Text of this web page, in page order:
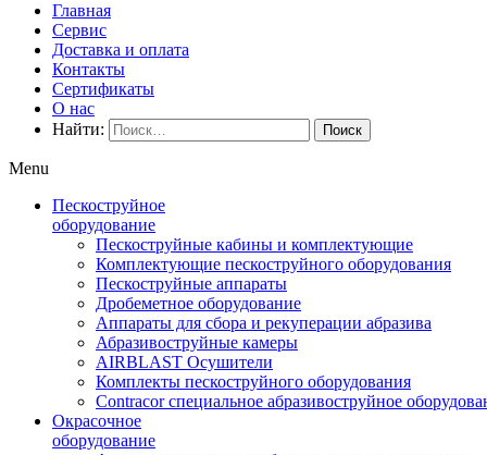
Главная
Сервис
Доставка и оплата
Контакты
Сертификаты
О нас
Найти:
Menu
Пескоструйное
оборудование
Пескоструйные кабины и комплектующие
Комплектующие пескоструйного оборудования
Пескоструйные аппараты
Дробеметное оборудование
Аппараты для сбора и рекуперации абразива
Абразивоструйные камеры
AIRBLAST Осушители
Комплекты пескоструйного оборудования
Contracor специальное абразивоструйное
Окрасочное
оборудование